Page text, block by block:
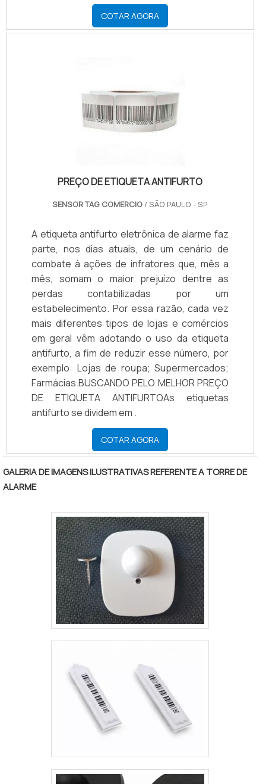
COTAR AGORA
PREÇO DE ETIQUETA ANTIFURTO
SENSOR TAG COMERCIO / SÃO PAULO - SP
A etiqueta antifurto eletrônica de alarme faz
parte, nos dias atuais, de um cenário de
combate à ações de infratores que, mês a
mês, somam o maior prejuízo dentre as
perdas contabilizadas por um
estabelecimento. Por essa razão, cada vez
mais diferentes tipos de lojas e comércios
em geral vêm adotando o uso da etiqueta
antifurto, a fim de reduzir esse número, por
exemplo: Lojas de roupa; Supermercados;
Farmácias.BUSCANDO PELO MELHOR PREÇO
DE ETIQUETA ANTIFURTOAs etiquetas
antifurto se dividem em .
COTAR AGORA
GALERIA DE IMAGENS ILUSTRATIVAS REFERENTE A TORRE DE
ALARME